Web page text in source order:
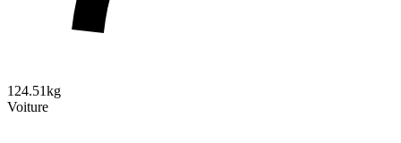
124.51kg
Voiture